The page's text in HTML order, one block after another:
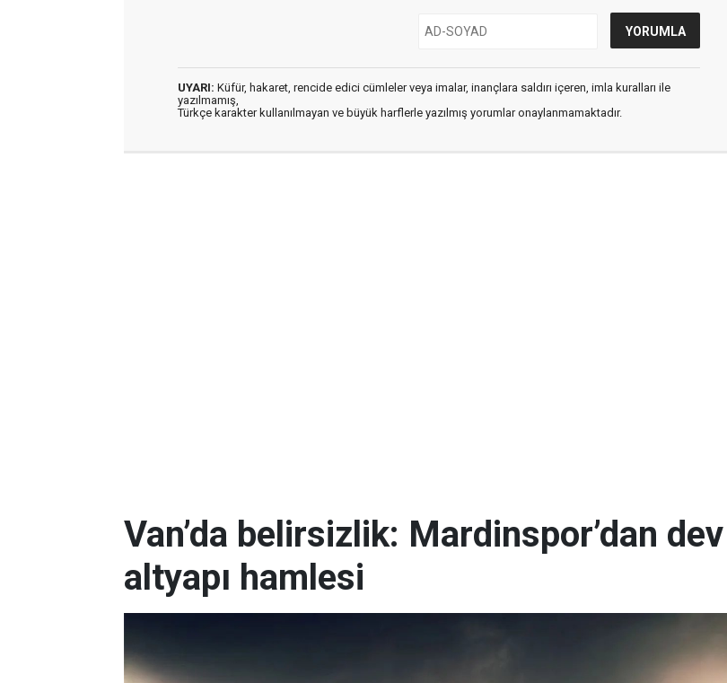
UYARI: Küfür, hakaret, rencide edici cümleler veya imalar, inançlara saldırı içeren, imla kuralları ile
yazılmamış,
Türkçe karakter kullanılmayan ve büyük harflerle yazılmış yorumlar onaylanmamaktadır.
Van’da belirsizlik: Mardinspor’dan dev
altyapı hamlesi